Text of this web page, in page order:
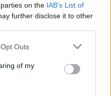
on the IAB’s List of
further disclose it to other
Outs
of my
(c), Zouma, Cahill,
89′), Oscar,
Rahman, Mikel, Loftus-